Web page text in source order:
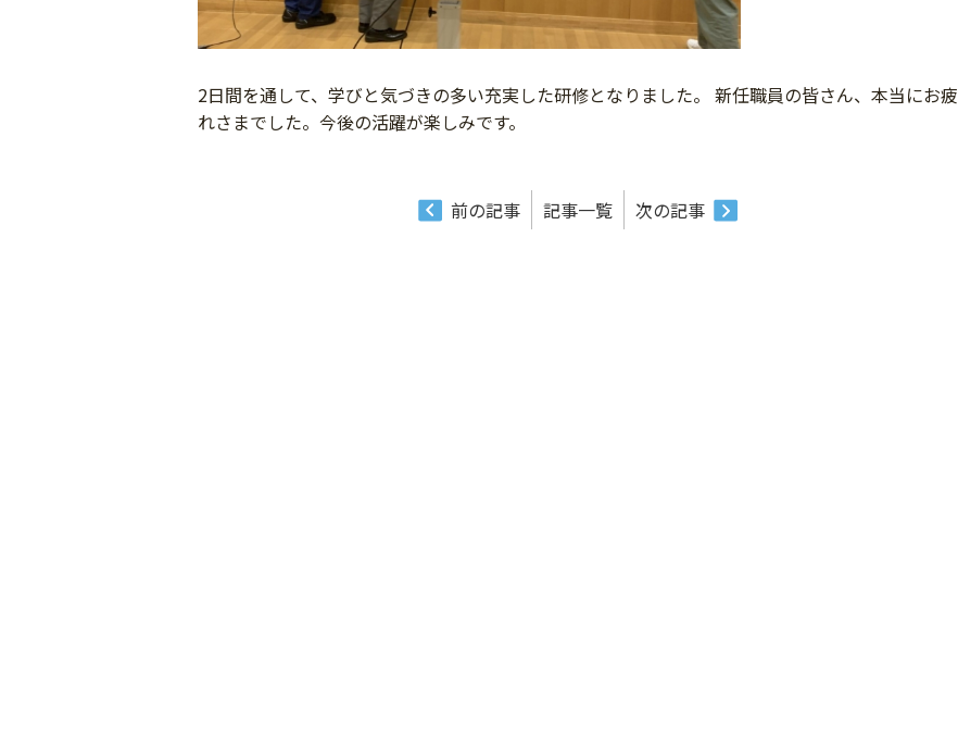
2日間を通して、学びと気づきの多い充実した研修となりました。 新任職員の皆さん、本当にお疲
れさまでした。今後の活躍が楽しみです。
前の記事 記事一覧 次の記事